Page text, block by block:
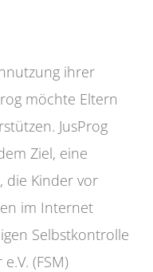
ihrer
möchte Eltern
JusProg
Ziel, eine
die Kinder vor
im Internet
Selbstkontrolle
(FSM)